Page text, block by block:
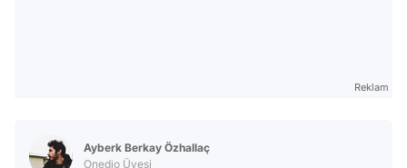
Reklam
Ayberk Berkay Özhallaç
Onedio Üyesi